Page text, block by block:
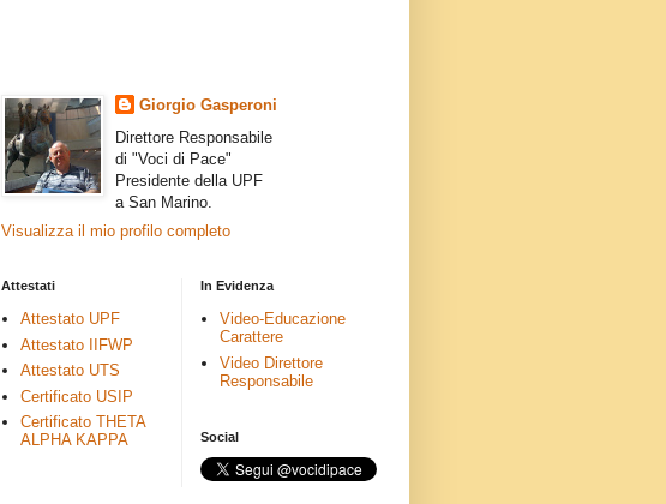
Giorgio Gasperoni
Direttore Responsabile
di "Voci di Pace"
Presidente della UPF
a San Marino.
Visualizza il mio profilo completo
Attestati
Attestato UPF
Attestato IIFWP
Attestato UTS
Certificato USIP
Certificato THETA
ALPHA KAPPA
In Evidenza
Video-Educazione
Carattere
Video Direttore
Responsabile
Social